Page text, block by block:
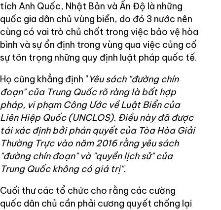
tích Anh Quốc, Nhật Bản và Ấn Độ là những
quốc gia dân chủ vùng biển, do đó 3 nước nên
cùng có vai trò chủ chốt trong việc bảo vệ hòa
bình và sự ổn định trong vùng qua việc củng cố
sự tôn trọng những quy định luật pháp quốc tế.
Họ cũng khẳng định "Yêu sách "đường chín
đoạn" của Trung Quốc rõ ràng là bất hợp
pháp, vi phạm Công Ước về Luật Biển của
Liên Hiệp Quốc (UNCLOS). Điều này đã được
tái xác định bởi phán quyết của Tòa Hòa Giải
Thường Trực vào năm 2016 rằng yêu sách
"đường chín đoạn" và "quyền lịch sử" của
Trung Quốc không có giá trị".
Cuối thư các tổ chức cho rằng các cường
quốc dân chủ cần phải cương quyết chống lại